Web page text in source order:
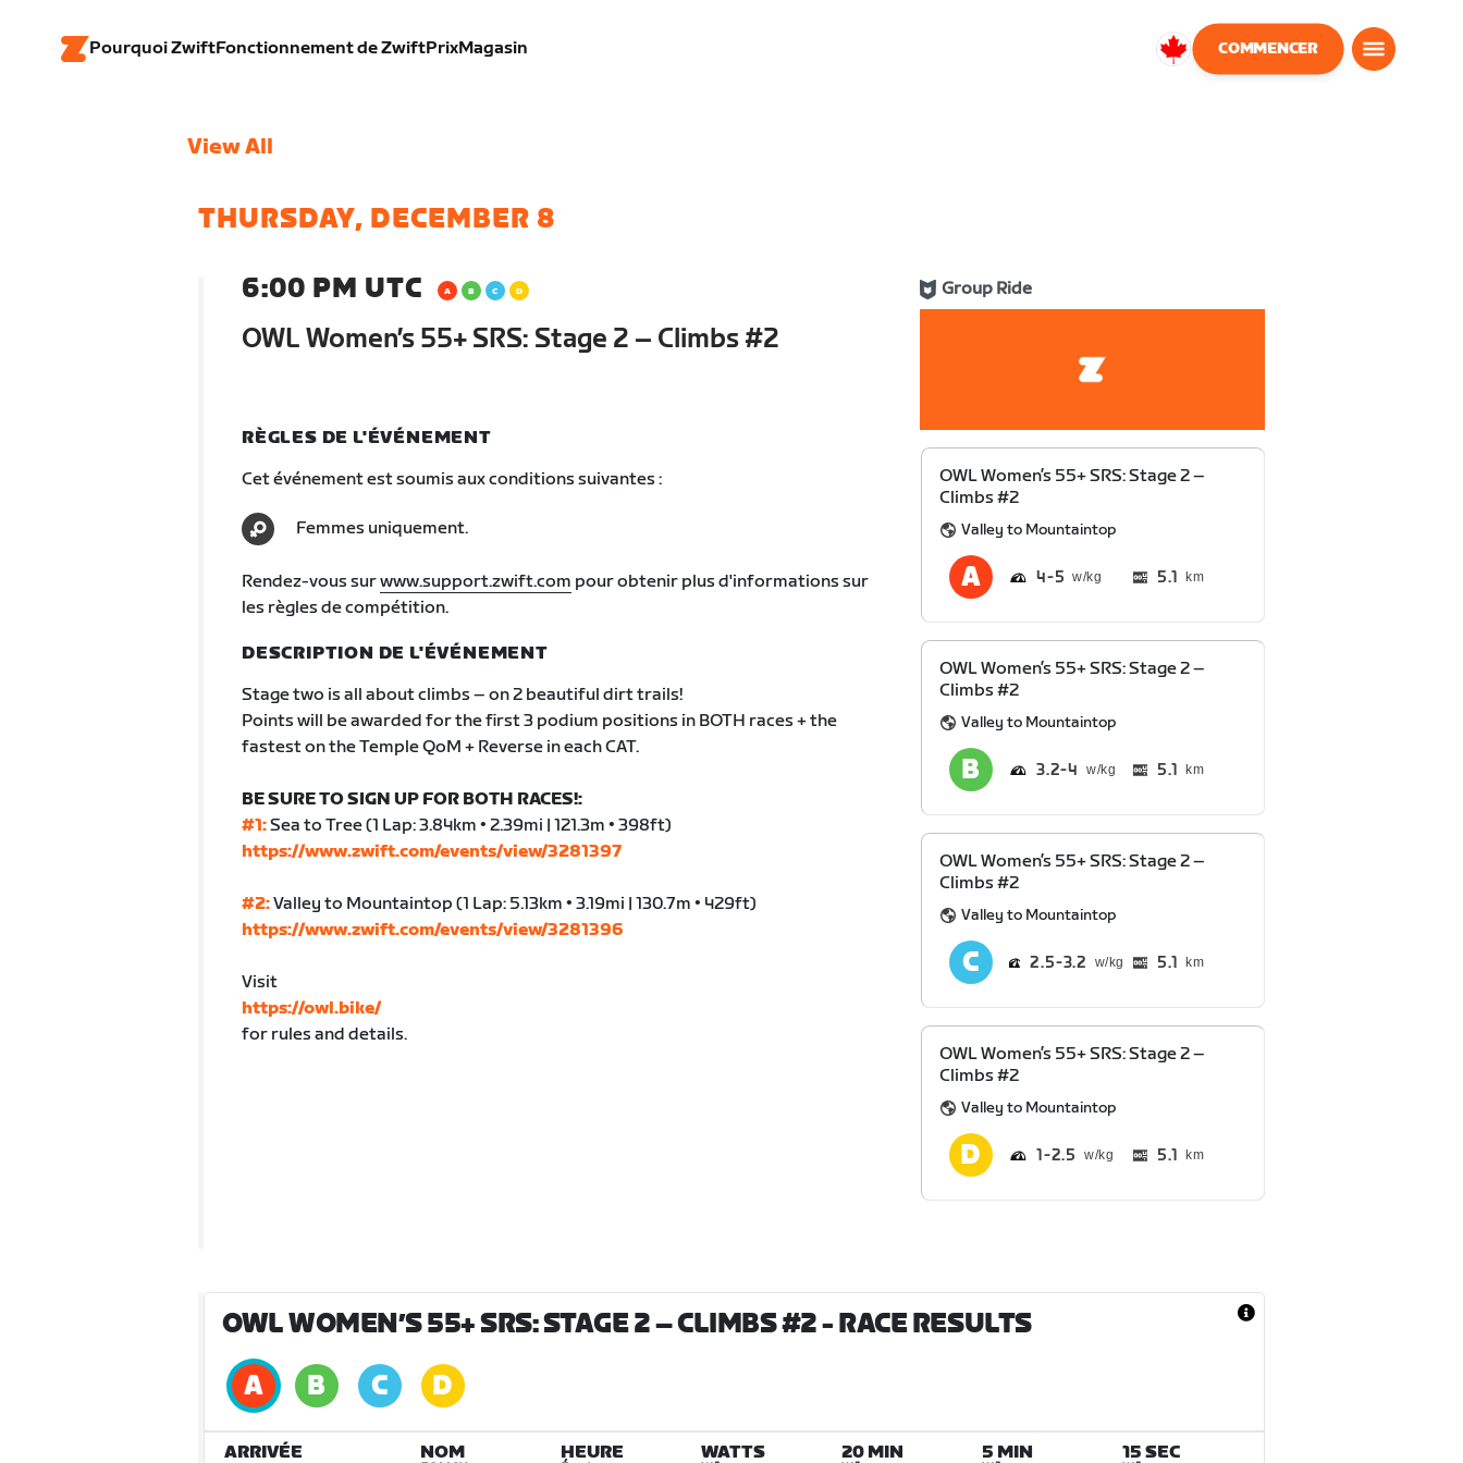
Pourquoi ZwiftFonctionnement de ZwiftPrixMagasin
Canada
COMMENCER
View All
THURSDAY, DECEMBER 8
6:00 PM UTC
OWL Women’s 55+ SRS: Stage 2 – Climbs #2
Group Ride
RÈGLES DE L'ÉVÉNEMENT
Cet événement est soumis aux conditions suivantes :
Femmes uniquement.
Rendez-vous surwww.support.zwift.com pour obtenir plus d'informations sur
les règles de compétition.
DESCRIPTION DE L'ÉVÉNEMENT
Stage two is all about climbs – on 2 beautiful dirt trails!
Points will be awarded for the first 3 podium positions in BOTH races + the
fastest on the Temple QoM + Reverse in each CAT.
BE SURE TO SIGN UP FOR BOTH RACES!:
#1:Sea to Tree (1 Lap: 3.84km • 2.39mi | 121.3m • 398ft)
https://www.zwift.com/events/view/3281397
#2:Valley to Mountaintop (1 Lap: 5.13km • 3.19mi | 130.7m • 429ft)
https://www.zwift.com/events/view/3281396
Visit
https://owl.bike/
for rules and details.
OWL Women’s 55+ SRS: Stage 2 –
Climbs #2
Valley to Mountaintop
4 5 5.1 km
OWL Women’s 55+ SRS: Stage 2 –
Climbs #2
Valley to Mountaintop
3.2 4 5.1 km
OWL Women’s 55+ SRS: Stage 2 –
Climbs #2
Valley to Mountaintop
2.5 3.2 5.1 km
OWL Women’s 55+ SRS: Stage 2 –
Climbs #2
Valley to Mountaintop
1 2.5 5.1 km
OWL WOMEN’S 55+ SRS: STAGE 2 – CLIMBS #2- RACE RESULTS
ARRIVÉE NOM HEURE WATTS 20 MIN 5 MIN 15 SEC